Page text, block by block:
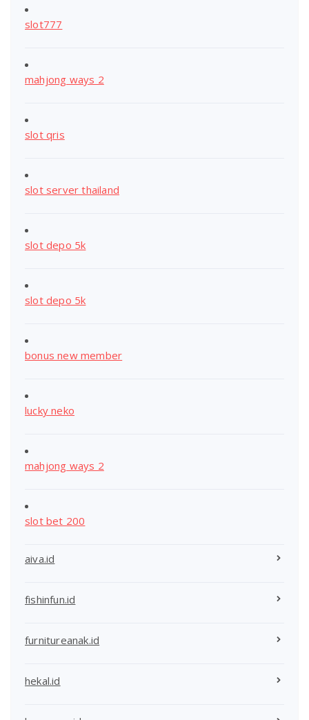
slot777
mahjong ways 2
slot qris
slot server thailand
slot depo 5k
slot depo 5k
bonus new member
lucky neko
mahjong ways 2
slot bet 200
aiva.id
fishinfun.id
furnitureanak.id
hekal.id